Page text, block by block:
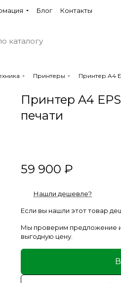
Блог Контакты
Принтеры Принтер A4
Принтер A4
печати
59 900 ₽
Нашли дешевле?
Если вы нашли этот товар
Мы проверим предложение
выгодную цену.